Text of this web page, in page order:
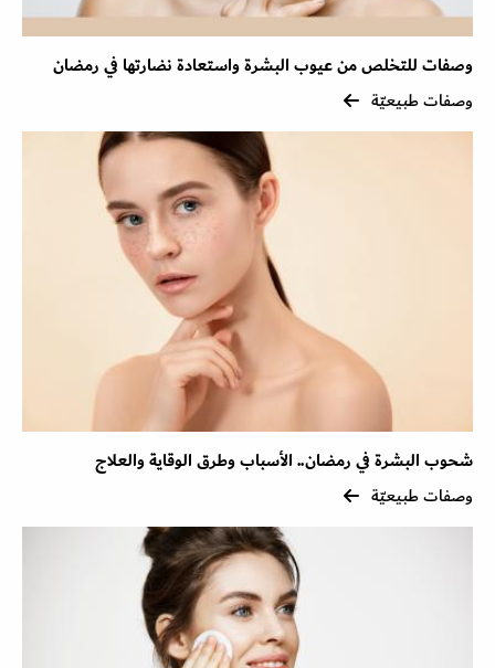
وصفات للتخلص من عيوب البشرة واستعادة نضارتها في رمضان
وصفات طبيعيّة
شحوب البشرة في رمضان.. الأسباب وطرق الوقاية والعلاج
وصفات طبيعيّة